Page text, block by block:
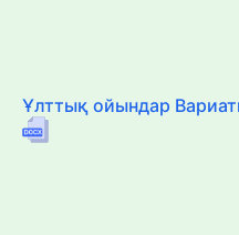
Ұлттық ойындар